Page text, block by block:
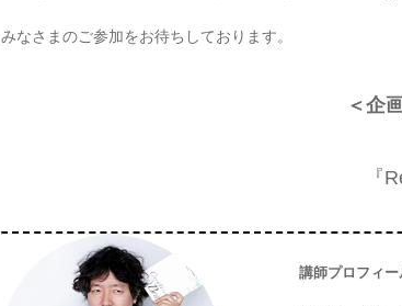
みなさまのご参加をお待ちしております。
＜企
『
講師プロフィー